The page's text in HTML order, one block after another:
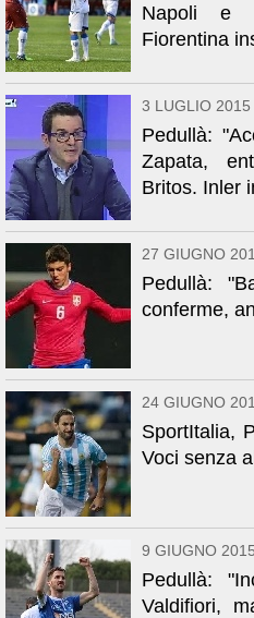
Napoli e
Fiorentina
3 LUGLIO 2015
Pedullà:
Zapata,
Britos. Inler
27 GIUGNO
Pedullà:
conferme,
24 GIUGNO
SportItalia,
Voci senza
9 GIUGNO 2015
Pedullà:
Valdifiori,